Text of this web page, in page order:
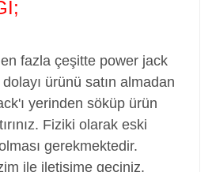
fazla çeşitte power jack
ürünü satın almadan
yerinden söküp ürün
Fiziki olarak eski
gerekmektedir.
ile iletişime geçiniz.